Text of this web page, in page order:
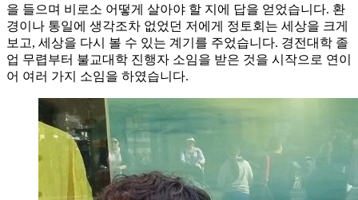
을 들으며 비로소 어떻게 살아야 할 지에 답을 얻었습니다. 환
경이나 통일에 생각조차 없었던 저에게 정토회는 세상을 크게
보고, 세상을 다시 볼 수 있는 계기를 주었습니다. 경전대학 졸
업 무렵부터 불교대학 진행자 소임을 받은 것을 시작으로 연이
어 여러 가지 소임을 하였습니다.